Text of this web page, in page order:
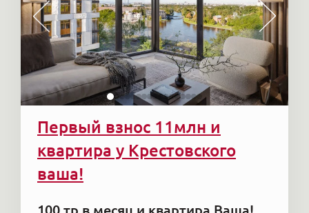
Первый взнос 11млн и
квартира у Крестовского
ваша!